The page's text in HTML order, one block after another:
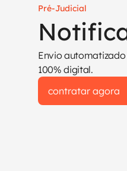
Pré-Judicial
Envio
100% digital.
contratar agora
contratar agora